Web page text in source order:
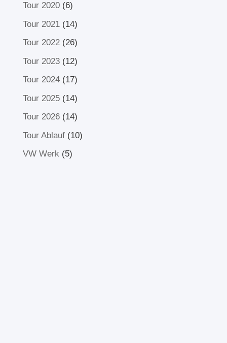
Tour 2020(6)
Tour 2021(14)
Tour 2022(26)
Tour 2023(12)
Tour 2024(17)
Tour 2025(14)
Tour 2026(14)
Tour Ablauf(10)
VW Werk(5)